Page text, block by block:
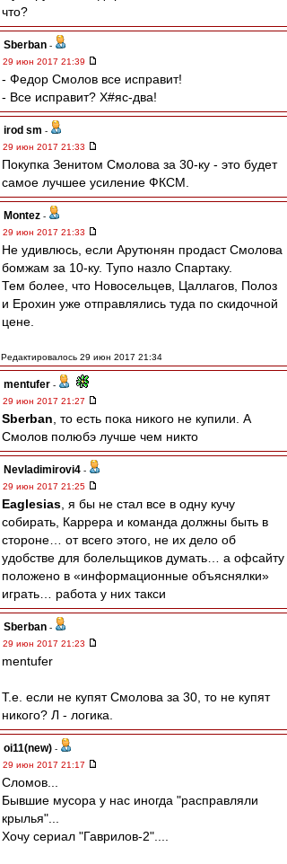
что?
Sberban -
29 июн 2017 21:39
- Федор Смолов все исправит!
- Все исправит? Х#яс-два!
irod sm -
29 июн 2017 21:33
Покупка Зенитом Смолова за 30-ку - это будет
самое лучшее усиление ФКСМ.
Montez -
29 июн 2017 21:33
Не удивлюсь, если Арутюнян продаст Смолова
бомжам за 10-ку. Тупо назло Спартаку.
Тем более, что Новосельцев, Цаллагов, Полоз
и Ерохин уже отправлялись туда по скидочной
цене.
Редактировалось 29 июн 2017 21:34
mentufer -
29 июн 2017 21:27
Sberban , то есть пока никого не купили. А
Смолов полюбэ лучше чем никто
Nevladimirovi4 -
29 июн 2017 21:25
Eaglesias , я бы не стал все в одну кучу
собирать, Каррера и команда должны быть в
стороне… от всего этого, не их дело об
удобстве для болельщиков думать… а офсайту
положено в «информационные объяснялки»
играть… работа у них такси
Sberban -
29 июн 2017 21:23
mentufer
Т.е. если не купят Смолова за 30, то не купят
никого? Л - логика.
oi11(new) -
29 июн 2017 21:17
Сломов...
Бывшие мусора у нас иногда "расправляли
крылья"...
Хочу сериал "Гаврилов-2"....